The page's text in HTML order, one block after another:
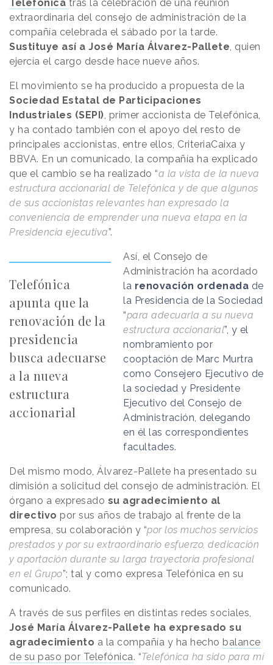
Telefónica tras la celebración de una reunión
extraordinaria del consejo de administración de la
compañía celebrada el sábado por la tarde.
Sustituye así a José María Álvarez-Pallete, quien
ejercía el cargo desde hace nueve años.
El movimiento se ha producido a propuesta de la
Sociedad Estatal de Participaciones
Industriales (SEPI), primer accionista de Telefónica,
y ha contado también con el apoyo del resto de
principales accionistas, entre ellos, CriteriaCaixa y
BBVA. En un comunicado, la compañía ha explicado
que el cambio se ha realizado “a la vista de la nueva
estructura accionarial de Telefónica y de que algunos
de sus accionistas relevantes han expresado la
conveniencia de emprender una nueva etapa en la
Presidencia ejecutiva”.
Telefónica
apunta que la
renovación de la
presidencia
busca adecuarse
a la nueva
estructura
accionarial
Así, el Consejo de
Administración ha acordado
la renovación ordenada de
la Presidencia de la Sociedad
“para adecuarla a su nueva
estructura accionarial”, y el
nombramiento por
cooptación de Marc Murtra
como Consejero Ejecutivo de
la sociedad y Presidente
Ejecutivo del Consejo de
Administración, delegando
en él las correspondientes
facultades.
Del mismo modo, Álvarez-Pallete ha presentado su
dimisión a solicitud del consejo de administración. El
órgano a expresado su agradecimiento al
directivo por sus años de trabajo al frente de la
empresa, su colaboración y “por los muchos servicios
prestados y por su extraordinario esfuerzo, dedicación
y aportación durante su larga trayectoria profesional
en el Grupo”; tal y como expresa Telefónica en su
comunicado.
A través de sus perfiles en distintas redes sociales,
José María Álvarez-Pallete ha expresado su
agradecimiento a la compañía y ha hecho balance
de su paso por Telefónica. “Telefónica ha sido para mí